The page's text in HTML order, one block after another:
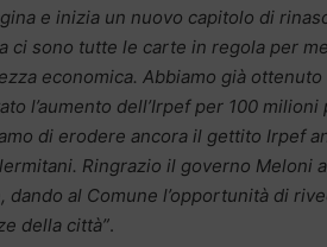
e inizia un nuovo capitolo di
ci sono tutte le carte in regola per
economica. Abbiamo già
l’aumento dell’Irpef per 100
di erodere ancora il gettito Irpef
Ringrazio il governo Meloni
dando al Comune l’opportunità di
della città”.